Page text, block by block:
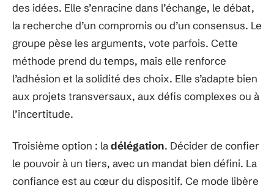
des idées. Elle s’enracine dans l’échange, le débat,
la recherche d’un compromis ou d’un consensus. Le
groupe pèse les arguments, vote parfois. Cette
méthode prend du temps, mais elle renforce
l’adhésion et la solidité des choix. Elle s’adapte bien
aux projets transversaux, aux défis complexes ou à
l’incertitude.
Troisième option : ladélégation. Décider de confier
le pouvoir à un tiers, avec un mandat bien défini. La
confiance est au cœur du dispositif. Ce mode libère